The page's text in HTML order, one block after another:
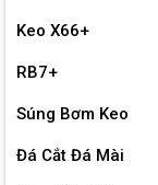
Keo X66+
RB7+
Súng Bơm Keo
Đá Cắt Đá Mài